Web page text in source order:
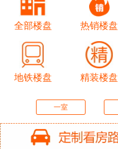
全部楼盘 热销楼盘
地铁楼盘 精装楼盘
一室